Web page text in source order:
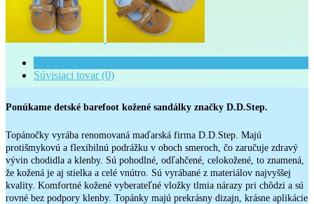
Súvisiaci tovar (0)
Ponúkame detské barefoot kožené sandálky značky D.D.Step.
Topánočky vyrába renomovaná maďarská firma D.D.Step. Majú
protišmykovú a flexibilnú podrážku v oboch smeroch, čo zaručuje zdravý
vývin chodidla a klenby. Sú pohodlné, odľahčené, celokožené, to znamená,
že kožená je aj stielka a celé vnútro. Sú vyrábané z materiálov najvyššej
kvality. Komfortné kožené vyberateľné vložky tlmia nárazy pri chôdzi a sú
rovné bez podpory klenby. Topánky majú prekrásny dizajn, krásne aplikácie